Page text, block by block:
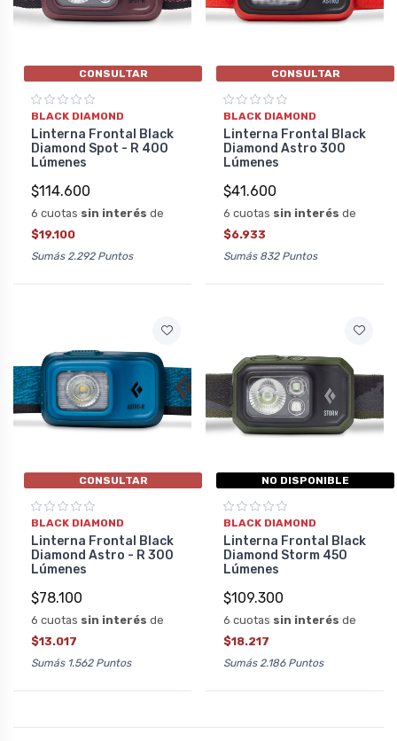
CONSULTAR
BLACK DIAMOND
Linterna Frontal Black
Diamond Spot - R 400
Lúmenes
$114.600
6 cuotas sin interés de
$19.100
Sumás 2.292 Puntos
CONSULTAR
BLACK DIAMOND
Linterna Frontal Black
Diamond Astro 300
Lúmenes
$41.600
6 cuotas sin interés de
$6.933
Sumás 832 Puntos
CONSULTAR
BLACK DIAMOND
Linterna Frontal Black
Diamond Astro - R 300
Lúmenes
$78.100
6 cuotas sin interés de
$13.017
Sumás 1.562 Puntos
NO DISPONIBLE
BLACK DIAMOND
Linterna Frontal Black
Diamond Storm 450
Lúmenes
$109.300
6 cuotas sin interés de
$18.217
Sumás 2.186 Puntos